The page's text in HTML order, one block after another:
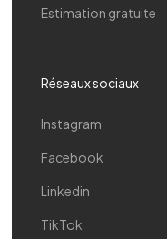
Estimation gratuite
Réseaux sociaux
Instagram
Facebook
Linkedin
TikTok